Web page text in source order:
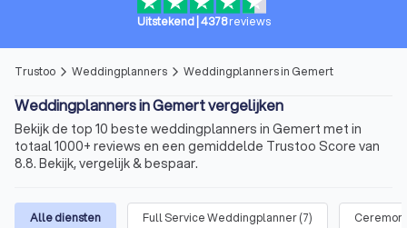
Uitstekend| 4378 reviews
Trustoo arrow_forward_ios Weddingplanners arrow_forward_ios Weddingplanners in Gemert
Weddingplanners in Gemert vergelijken
Bekijk de top 10 beste weddingplanners in Gemert met in
totaal 1000+ reviews en een gemiddelde Trustoo Score van
8.8. Bekijk, vergelijk & bespaar.
Alle diensten Full Service Weddingplanner(7)